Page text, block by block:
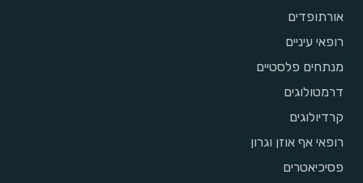
אורתופדים
רופאי עיניים
מנתחים פלסטיים
דרמטולוגים
קרדיולוגים
רופאי אף אוזן וגרון
פסיכיאטרים